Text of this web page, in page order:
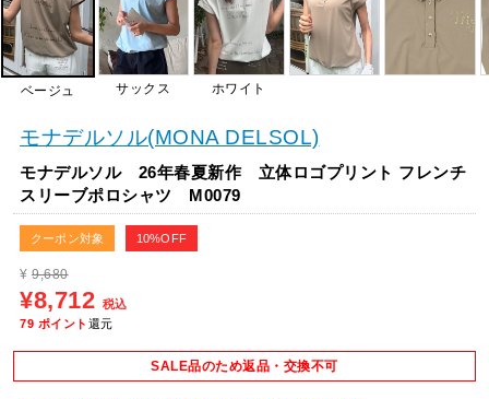
ベージュ サックス ホワイト
モナデルソル(MONA DELSOL)
モナデルソル 26年春夏新作 立体ロゴプリント フレンチ
スリーブポロシャツ M0079
クーポン対象 10%OFF
¥ 9,680
¥8,712 税込
79 ポイント 還元
SALE品のため返品・交換不可